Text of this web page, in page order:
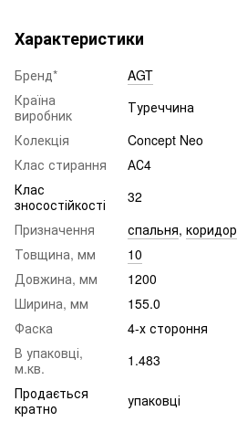
Характеристики
Бренд*
AGT
Країна
виробник
Туреччина
Колекція
Concept Neo
Клас стирання
АС4
Клас
зносостійкості
32
Призначення
спальня, коридор
Товщина, мм
10
Довжина, мм
1200
Ширина, мм
155.0
Фаска
4-х стороння
В упаковці,
м.кв.
1.483
Продається
кратно
упаковці